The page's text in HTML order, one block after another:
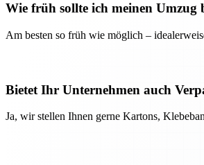
Wie früh sollte ich meinen Umzug
Am besten so früh wie möglich –
Bietet Ihr Unternehmen auch
Ja, wir stellen Ihnen gerne Kartons,